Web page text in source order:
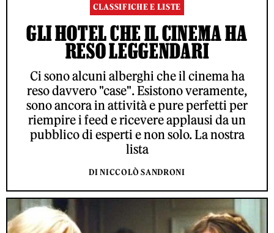
CLASSIFICHE E LISTE
GLI HOTEL CHE IL CINEMA HA
RESO LEGGENDARI
Ci sono alcuni alberghi che il cinema ha
reso davvero "case". Esistono veramente,
sono ancora in attività e pure perfetti per
riempire i feed e ricevere applausi da un
pubblico di esperti e non solo. La nostra
lista
DI NICCOLÒ SANDRONI